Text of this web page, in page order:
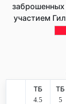
участием
ТБ
4.5
ТБ
5